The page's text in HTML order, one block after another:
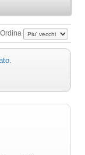
Ordina
.